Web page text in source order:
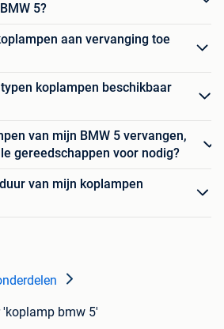
5?
aan vervanging toe
koplampen beschikbaar
van mijn BMW 5 vervangen,
gereedschappen voor nodig?
van mijn koplampen
'koplamp bmw 5'